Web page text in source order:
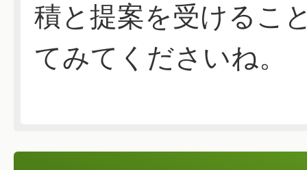
積と提案を受けるこ
てみてくださいね。